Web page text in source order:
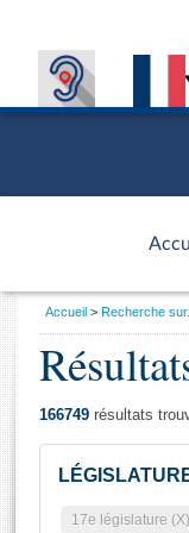
Général
Vous
Accueil Recherche sur...
166749 résultats
17e législature (X)